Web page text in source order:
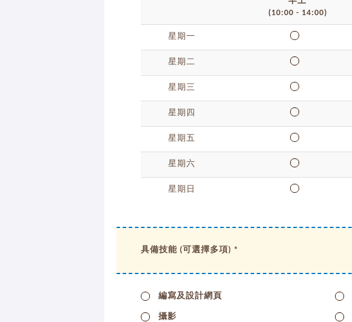
(10:00 - 14:00)
星期一
星期二
星期三
星期四
星期五
星期六
星期日
具備技能 (可選擇多項) *
編寫及設計網頁
攝影